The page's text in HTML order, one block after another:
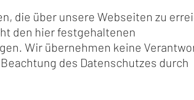
die über unsere Webseiten zu
den hier festgehaltenen
Wir übernehmen keine
des Datenschutzes durch